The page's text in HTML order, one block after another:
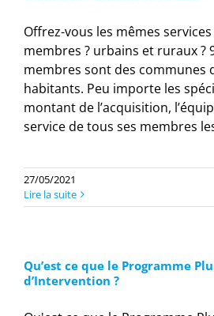
Offrez-vous les mêmes
membres ? urbains et ruraux ?
membres sont des communes
habitants. Peu importe les
montant de l’acquisition,
service de tous ses membres
27/05/2021
Lire la suite
Qu’est ce que le Programme
d’Intervention ?